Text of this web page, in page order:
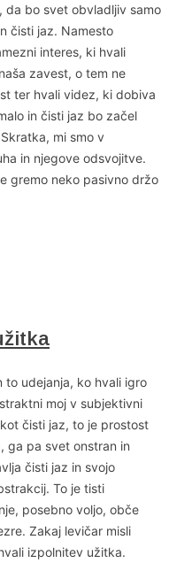
da bo svet obvladljiv samo
čisti jaz. Namesto
interes, ki hvali
zavest, o tem ne
ter hvali videz, ki dobiva
in čisti jaz bo začel
mi smo v
in njegove odsvojitve.
gremo neko pasivno držo
to udejanja, ko hvali igro
moj v subjektivni
čisti jaz, to je prostost
ga pa svet onstran in
čisti jaz in svojo
To je tisti
posebno voljo, obče
Zakaj levičar misli
izpolnitev užitka.